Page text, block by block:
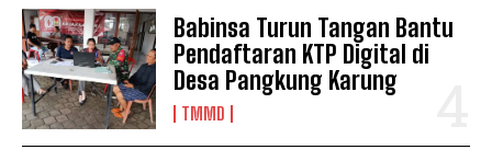
Babinsa Turun Tangan Bantu
Pendaftaran KTP Digital di
Desa Pangkung Karung
TMMD